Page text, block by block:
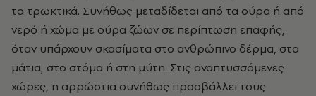
τα τρωκτικά. Συνήθως μεταδίδεται από τα ούρα ή από
νερό ή χώμα με ούρα ζώων σε περίπτωση επαφής,
όταν υπάρχουν σκασίματα στο ανθρώπινο δέρμα, στα
μάτια, στο στόμα ή στη μύτη. Στις αναπτυσσόμενες
χώρες, η αρρώστια συνήθως προσβάλλει τους